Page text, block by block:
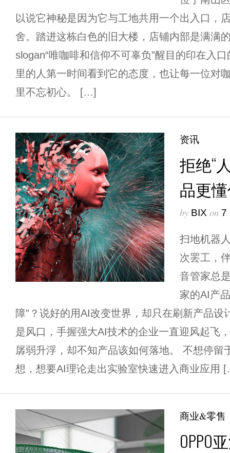
以说它神秘是因为它与工地共用一个出入口，
舍。踏进这栋白色的旧大楼，店铺内部是满满
slogan“唯咖啡和信仰不可辜负”醒目的印在入
里的人第一时间看到它的态度，也让每一位对
里不忘初心。 […]
资讯
拒绝“
品更
by BIX on 7
扫地机器
次罢工，
音管家总
家的AI产
障”？说好的用AI改变世界，却只在刷新产品设
是风口，手握强大AI技术的企业一直迎风起飞
孱弱升浮，却不知产品该如何落地。 不想停留
想，想要AI理论走出实验室快速进入商业应用
商业&零售
OPPO